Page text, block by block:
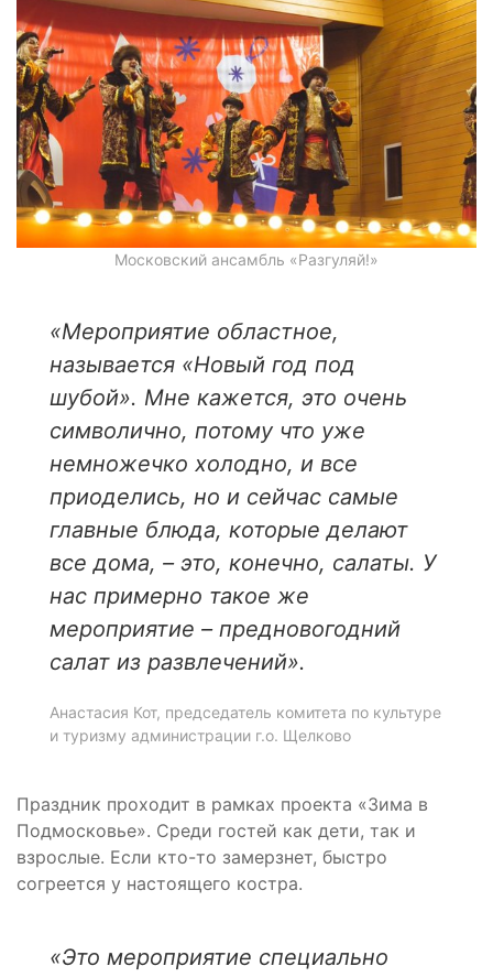
Московский ансамбль «Разгуляй!»
«Мероприятие областное,
называется «Новый год под
шубой». Мне кажется, это очень
символично, потому что уже
немножечко холодно, и все
приоделись, но и сейчас самые
главные блюда, которые делают
все дома, –это, конечно, салаты. У
нас примерно такое же
мероприятие – предновогодний
салат из развлечений».
Анастасия Кот, председатель комитета по культуре
и туризму администрации г.о. Щелково
Праздник проходит в рамках проекта «Зима в
Подмосковье». Среди гостей как дети, так и
взрослые. Если кто-то замерзнет, быстро
согреется у настоящего костра.
«Это мероприятие специально